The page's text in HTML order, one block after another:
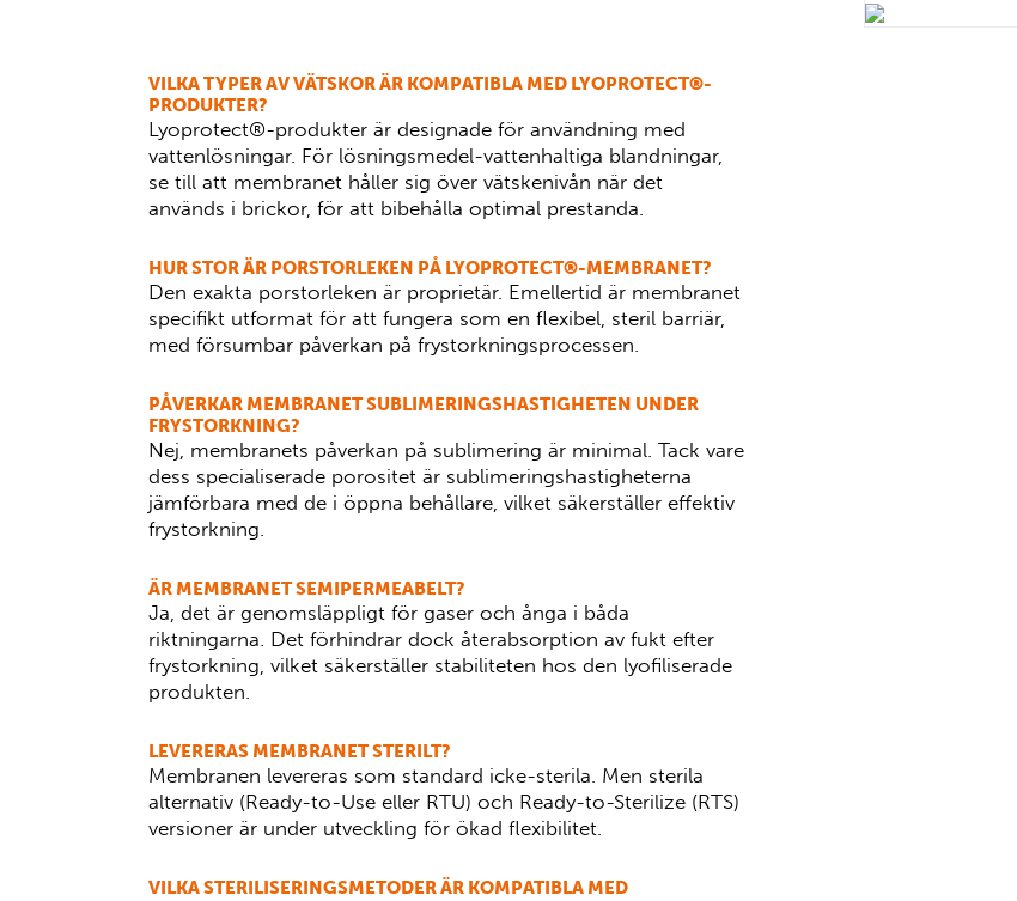
VILKA TYPER AV VÄTSKOR ÄR KOMPATIBLA MED LYOPROTECT®-
PRODUKTER?
Lyoprotect®-produkter är designade för användning med
vattenlösningar. För lösningsmedel-vattenhaltiga blandningar,
se till att membranet håller sig över vätskenivån när det
används i brickor, för att bibehålla optimal prestanda.
HUR STOR ÄR PORSTORLEKEN PÅ LYOPROTECT®-MEMBRANET?
Den exakta porstorleken är proprietär. Emellertid är membranet
specifikt utformat för att fungera som en flexibel, steril barriär,
med försumbar påverkan på frystorkningsprocessen.
PÅVERKAR MEMBRANET SUBLIMERINGSHASTIGHETEN UNDER
FRYSTORKNING?
Nej, membranets påverkan på sublimering är minimal. Tack vare
dess specialiserade porositet är sublimeringshastigheterna
jämförbara med de i öppna behållare, vilket säkerställer effektiv
frystorkning.
ÄR MEMBRANET SEMIPERMEABELT?
Ja, det är genomsläppligt för gaser och ånga i båda
riktningarna. Det förhindrar dock återabsorption av fukt efter
frystorkning, vilket säkerställer stabiliteten hos den lyofiliserade
produkten.
LEVERERAS MEMBRANET STERILT?
Membranen levereras som standard icke-sterila. Men sterila
alternativ (Ready-to-Use eller RTU) och Ready-to-Sterilize (RTS)
versioner är under utveckling för ökad flexibilitet.
VILKA STERILISERINGSMETODER ÄR KOMPATIBLA MED